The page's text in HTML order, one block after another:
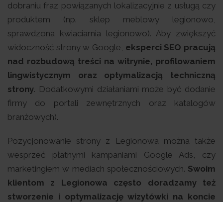
dobraniu fraz powiązanych lokalizacyjnie z usługą czy
produktem (np. sklep meblowy legionowo,
sprawdzona kwiaciarnia legionowo). Aby zwiększyć
widoczność strony w Google, eksperci SEO pracują
nad rozbudową treści na witrynie, profilowaniem
lingwistycznym oraz optymalizacją techniczną
strony. Dodatkowymi działaniami może być dodanie
firmy do portali zewnętrznych oraz katalogów
branżowych).
Pozycjonowanie strony z Legionowa można także
wesprzeć płatnymi kampaniami Google Ads, czy
marketingiem w mediach społecznościowych. Swoim
klientom z Legionowa często doradzamy też
stworzenie i optymalizację wizytówki na koncie